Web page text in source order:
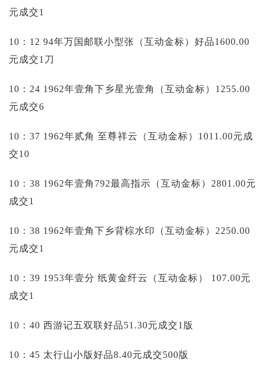
元成交1
10：12 94年万国邮联小型张（互动金标）好品1600.00
元成交1刀
10：24 1962年壹角下乡星光壹角（互动金标）1255.00
元成交6
10：37 1962年贰角 至尊祥云（互动金标）1011.00元成
交10
10：38 1962年壹角792最高指示（互动金标）2801.00元
成交1
10：38 1962年壹角下乡背棕水印（互动金标）2250.00
元成交1
10：39 1953年壹分 纸黄金纤云（互动金标）
107.00元
成交1
10：40 西游记五双联好品51.30元成交1版
10：45 太行山小版好品8.40元成交500版